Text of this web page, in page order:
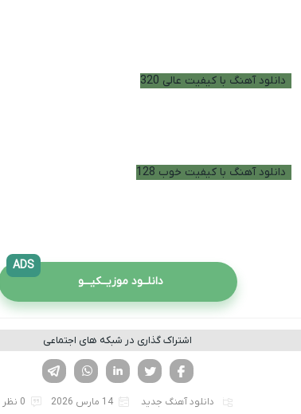
دانلود آهنگ با کیفیت عالی 320
دانلود آهنگ با کیفیت خوب 128
دانلــود موزیــکیـــو
ADS
اشتراک گذاری در شبکه های اجتماعی
لینکدین تویتر
فیسوک
دانلود آهنگ جدید 14 مارس 2026 0 نظر